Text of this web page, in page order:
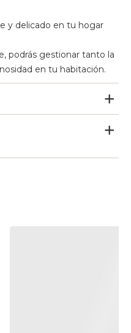
y delicado en tu hogar
podrás gestionar tanto la
en tu habitación.